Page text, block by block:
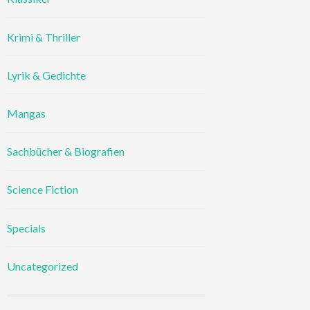
Krimi & Thriller
Lyrik & Gedichte
Mangas
Sachbücher & Biografien
Science Fiction
Specials
Uncategorized